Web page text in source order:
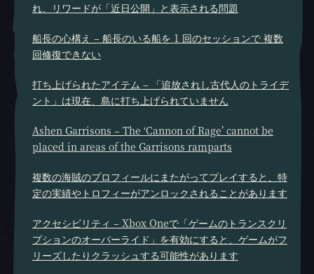
れ、リワードが「近日公開」と表示される問題
船長の心構え – 船長のいる船を 1 回のセッションで 複数
回修復できない
打ち上げられたアイテム – 「追放されし古代人のトライデ
ント」は現在、島に打ち上げられていません
Ashen Garrisons – The ‘Cannon of Rage’ cannot be
placed in areas of the Garrisons ramparts
複数の海賊のプロフィールにまたがってプレイすると、特
定の実績やトロフィーがアンロックされることがあります
アクセシビリティ – Xbox Oneで「ゲームのトランスクリ
プションのオーバーライド」を有効にすると、ゲームがフ
リーズしたりクラッシュする可能性があります